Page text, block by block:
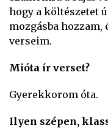
hogy a költészetet
mozgásba
verseim.
Mióta ír verset?
Gyerekkorom óta.
Ilyen szépen,